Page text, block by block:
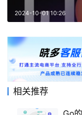
2024-10-01 10:26
相关推荐